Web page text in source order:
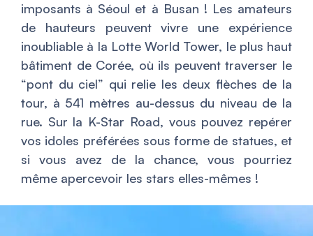
imposants à Séoul et à Busan ! Les amateurs
de hauteurs peuvent vivre une expérience
inoubliable à la Lotte World Tower, le plus haut
bâtiment de Corée, où ils peuvent traverser le
“pont du ciel” qui relie les deux flèches de la
tour, à 541 mètres au-dessus du niveau de la
rue. Sur la K-Star Road, vous pouvez repérer
vos idoles préférées sous forme de statues, et
si vous avez de la chance, vous pourriez
même apercevoir les stars elles-mêmes !